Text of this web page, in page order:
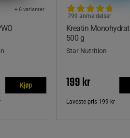
+ 6 varianter
Kjøp
Kreatin Monohydrat
500 g
799 anmeldelser
Star Nutrition
199 kr
Laveste pris 199 kr